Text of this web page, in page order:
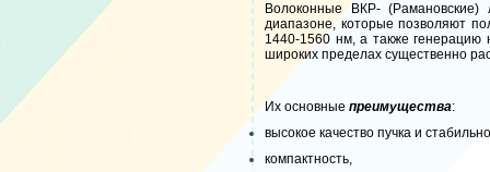
Волоконные ВКР- (Рамановские)
диапазоне, которые позволяют
1440-1560 нм, а также генерацию
широких пределах существенно
Их основные преимущества:
высокое качество пучка и
компактность,